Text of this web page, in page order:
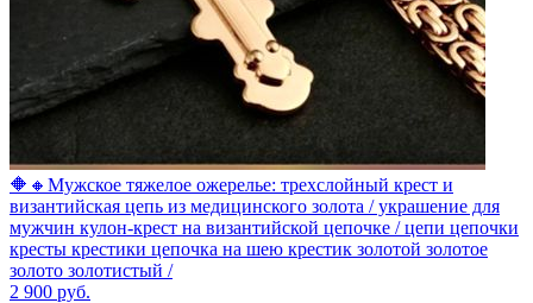
🔶🔸Мужское тяжелое ожерелье: трехслойный крест и
византийская цепь из медицинского золота / украшение для
мужчин кулон-крест на византийской цепочке / цепи цепочки
кресты крестики цепочка на шею крестик золотой золотое
золото золотистый /
2 900 руб.